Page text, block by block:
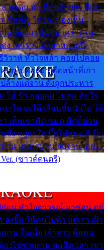
วยเด่น นั่งเคียงเจ้าบ่าว ที่เขา
ลำเค็ญ ใครจะมองเห็น
บม ต้องมาขื่นขม เศร้าตรม
ง แต่เรา แล้งมาหลายปี
วาห์ หัวใจหล้า คอยไปคอย
อยไปคอยมา คือหน้าที่เก่า
ล้างแต่จาน ดั่งถูกประหาร
โอ้ รัก ลอยลม ไม่สม ดัง ใจ
าใด จะได้ เลื่อนขั้นบันได ได้
า เห็นเขามีคู่ ซมดู มีคู่ก็ม่วน
ซึ้ง อยู่แก่ใจ มื้อใด๋หนอ สิเป็น
ด้าน มันทรมาน จับจาน เอย…
(ซาวด์ดนตรี)
ก่อน หัวใจอาวรณ์ มาซ่อน อยู่
ส่งยิ้ม ให้คนไปทั่ว แต่เรา เฝ้า
จาน ในเมื่อ เจ้าสาว คือคน
งไปช่วยงาน พอถึงเวลา เขา